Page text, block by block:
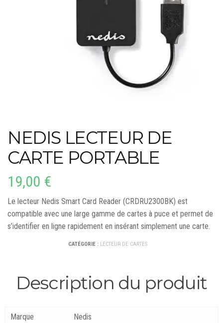
NEDIS LECTEUR DE
CARTE PORTABLE
19,00 €
Le lecteur Nedis Smart Card Reader (CRDRU2300BK) est
compatible avec une large gamme de cartes à puce et permet de
s’identifier en ligne rapidement en insérant simplement une carte.
CATÉGORIE : LECTEUR DE CARTES
Description du produit
Marque Nedis